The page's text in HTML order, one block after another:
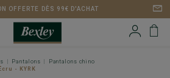
OFFERTE DÈS 99€ D'ACHAT
Pantalons
Pantalons chino
- KYRK